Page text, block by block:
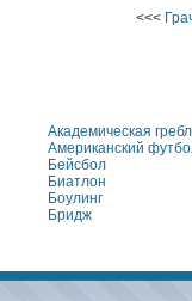
<<<
Академическая
Американский
Бейсбол
Биатлон
Боулинг
Бридж